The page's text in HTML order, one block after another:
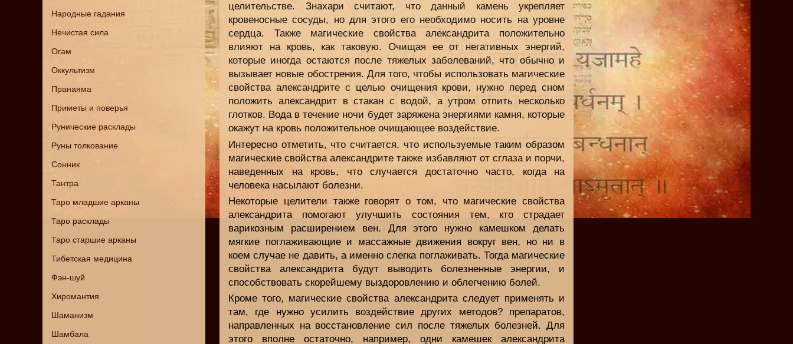
Народные гадания
Нечистая сила
Огам
Оккультизм
Пранаяма
Приметы и поверья
Рунические расклады
Руны толкование
Сонник
Тантра
Таро младшие арканы
Таро расклады
Таро старшие арканы
Тибетская медицина
Фэн-шуй
Хиромантия
Шаманизм
Шамбала
целительстве. Знахари считают, что данный камень укрепляет
кровеносные сосуды, но для этого его необходимо носить на уровне
сердца. Также магические свойства александрита положительно
влияют на кровь, как таковую. Очищая ее от негативных энергий,
которые иногда остаются после тяжелых заболеваний, что обычно и
вызывает новые обострения. Для того, чтобы использовать магические
свойства александрите с целью очищения крови, нужно перед сном
положить александрит в стакан с водой, а утром отпить несколько
глотков. Вода в течение ночи будет заряжена энергиями камня, которые
окажут на кровь положительное очищающее воздействие.
Интересно отметить, что считается, что используемые таким образом
магические свойства александрите также избавляют от сглаза и порчи,
наведенных на кровь, что случается достаточно часто, когда на
человека насылают болезни.
Некоторые целители также говорят о том, что магические свойства
александрита помогают улучшить состояния тем, кто страдает
варикозным расширением вен. Для этого нужно камешком делать
мягкие поглаживающие и массажные движения вокруг вен, но ни в
коем случае не давить, а именно слегка поглаживать. Тогда магические
свойства александрита будут выводить болезненные энергии, и
способствовать скорейшему выздоровлению и облегчению болей.
Кроме того, магические свойства александрита следует применять и
там, где нужно усилить воздействие других методов? препаратов,
направленных на восстановление сил после тяжелых болезней. Для
этого вполне остаточно, например, одни камешек александрита